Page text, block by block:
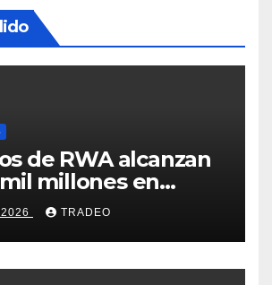
de RWA alcanzan
millones en
la caída de DeFi
TRADEO